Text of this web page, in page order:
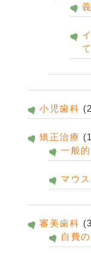
小児歯科
矯正治療
一般
マウ
審美歯科
自費